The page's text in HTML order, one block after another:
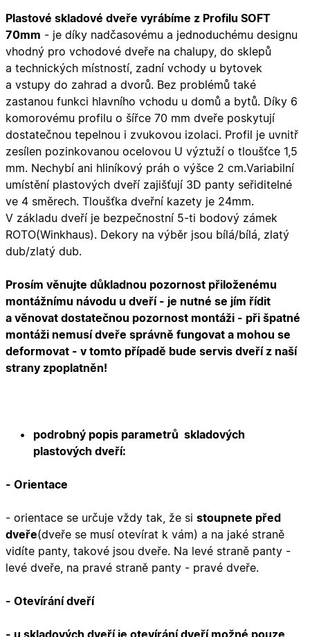
Plastové skladové dveře vyrábíme z Profilu SOFT
70mm - je díky nadčasovému a jednoduchému designu
vhodný pro vchodové dveře na chalupy, do sklepů
a technických místností, zadní vchody u bytovek
a vstupy do zahrad a dvorů. Bez problémů také
zastanou funkci hlavního vchodu u domů a bytů. Díky 6
komorovému profilu o šířce 70 mm dveře poskytují
dostatečnou tepelnou i zvukovou izolaci. Profil je uvnitř
zesílen pozinkovanou ocelovou U výztuží o tloušťce 1,5
mm. Nechybí ani hliníkový práh o výšce 2 cm.Variabilní
umístění plastových dveří zajišťují 3D panty seřiditelné
ve 4 směrech. Tloušťka dveřní kazety je 24mm.
V základu dveří je bezpečnostní 5-ti bodový zámek
ROTO(Winkhaus). Dekory na výběr jsou bílá/bílá, zlatý
dub/zlatý dub.
Prosím věnujte důkladnou pozornost přiloženému
montážnímu návodu u dveří - je nutné se jím řídit
a věnovat dostatečnou pozornost montáži - při špatné
montáži nemusí dveře správně fungovat a mohou se
deformovat - v tomto případě bude servis dveří z naší
strany zpoplatněn!
podrobný popis parametrů skladových
plastových dveří:
- Orientace
- orientace se určuje vždy tak, že si stoupnete před
dveře(dveře se musí otevírat k vám) a na jaké straně
vidíte panty, takové jsou dveře. Na levé straně panty -
levé dveře, na pravé straně panty - pravé dveře.
- Otevírání dveří